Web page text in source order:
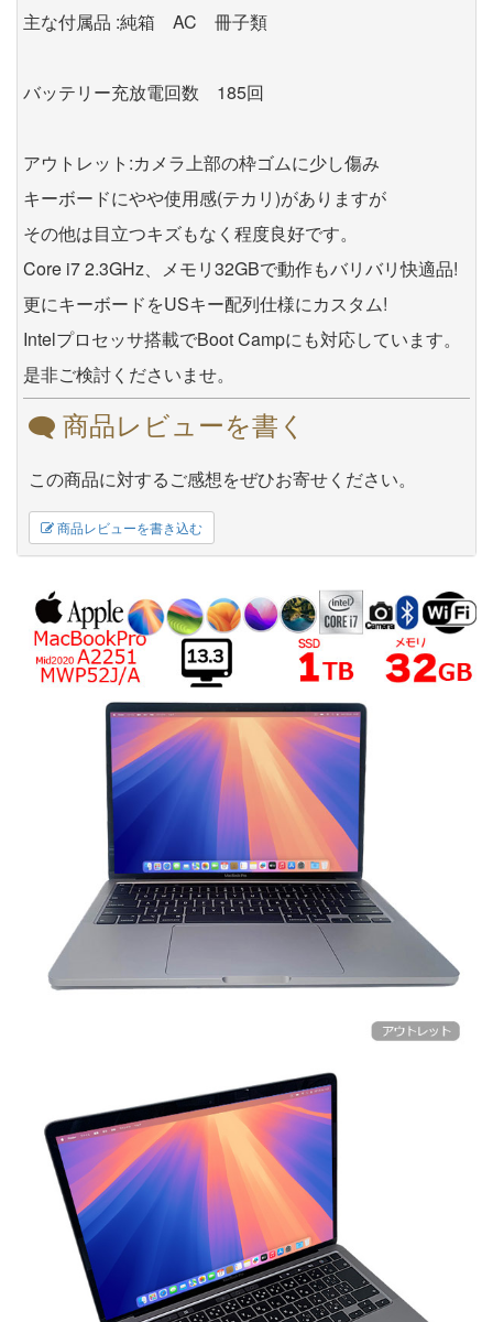
主な付属品 :純箱 AC 冊子類
バッテリー充放電回数 185回
アウトレット:カメラ上部の枠ゴムに少し傷み
キーボードにやや使用感(テカリ)がありますが
その他は目立つキズもなく程度良好です。
Core i7 2.3GHz、メモリ32GBで動作もバリバリ快適品!
更にキーボードをUSキー配列仕様にカスタム!
Intelプロセッサ搭載でBoot Campにも対応しています。
是非ご検討くださいませ。
商品レビューを書く
この商品に対するご感想をぜひお寄せください。
商品レビューを書き込む